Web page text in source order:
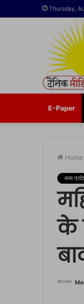
Thursday,
E-Paper
Home
मध्य
के